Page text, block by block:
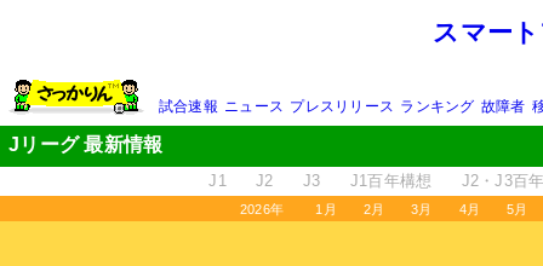
スマー
試合速報 ニュース プレスリリース ランキング 故障者
Jリーグ 最新情報
J1 J2 J3 J1百年構想 J2・J3百
2026年 1月 2月 3月 4月 5月